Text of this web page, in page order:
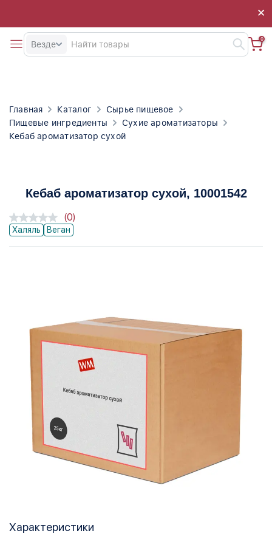
×
×
Везде
0
Главная Каталог
Сырье пищевое
Пищевые ингредиенты
Сухие ароматизаторы
Кебаб ароматизатор сухой
Кебаб ароматизатор сухой, 10001542
Халяль Веган
(0)
Характеристики